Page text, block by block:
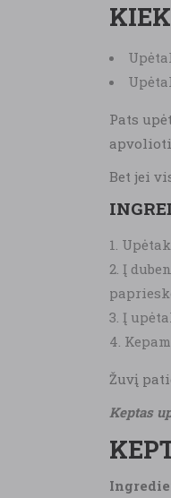
Pats
Bet jei
Į
Į
Žuvį
Keptas